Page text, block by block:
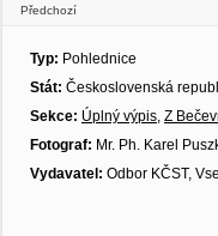
Předchozí
Typ: Pohlednice
Stát: Československá
Sekce: Úplný výpis, Z
Fotograf: Mr. Ph. Karel
Vydavatel: Odbor KČST,